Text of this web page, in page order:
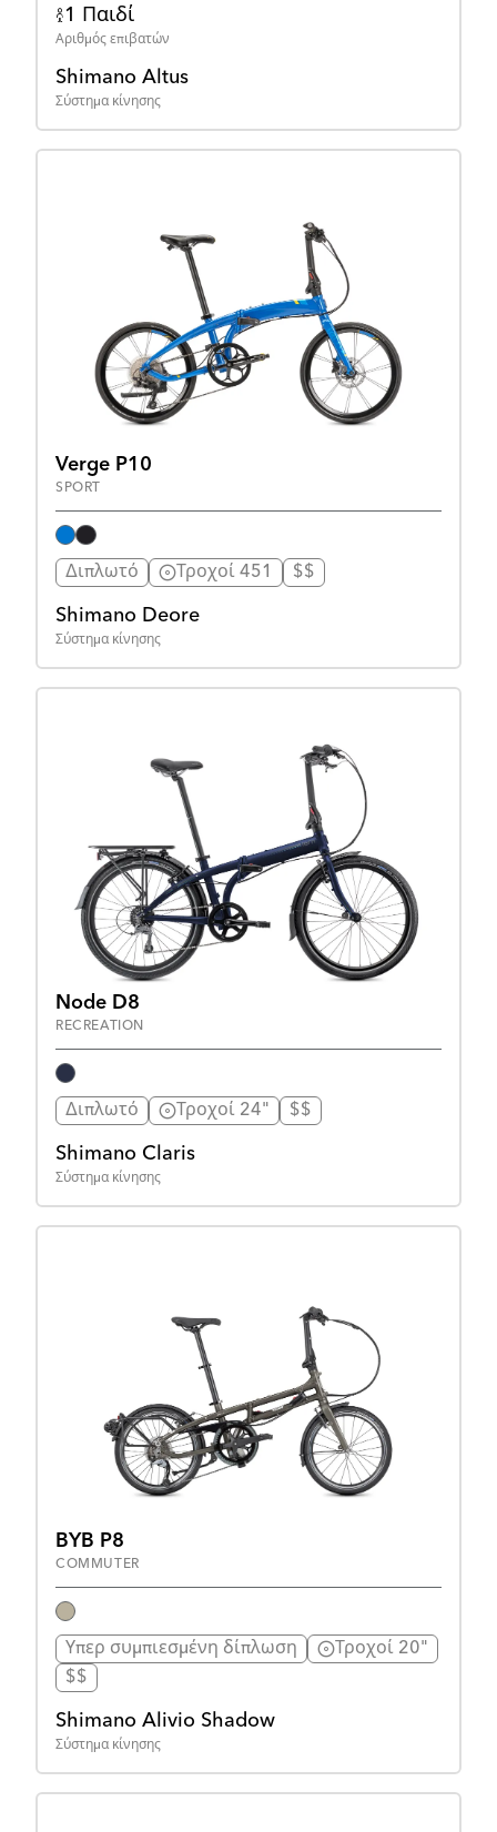
1 Παιδί
Αριθμός επιβατών
Shimano Altus
Σύστημα κίνησης
Verge P10
SPORT
Διπλωτό Τροχοί 451 $$
Shimano Deore
Σύστημα κίνησης
Node D8
RECREATION
Διπλωτό Τροχοί 24" $$
Shimano Claris
Σύστημα κίνησης
BYB P8
COMMUTER
Υπερ συμπιεσμένη δίπλωση
Τροχοί 20"
$$
Shimano Alivio Shadow
Σύστημα κίνησης